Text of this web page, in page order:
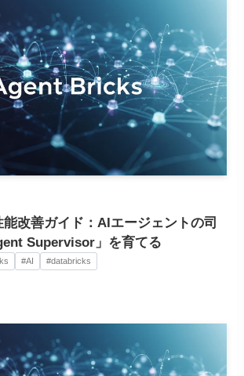
改善ガイド：AIエージェントの司
Supervisor」を育てる
#AI #databricks